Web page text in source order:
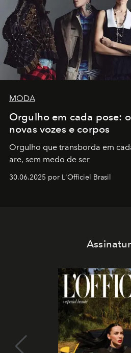
MODA
Orgulho em cada pose:
novas vozes e corpos
Orgulho que transborda em
are, sem medo de ser
30.06.2025 por L'Officiel Brasil